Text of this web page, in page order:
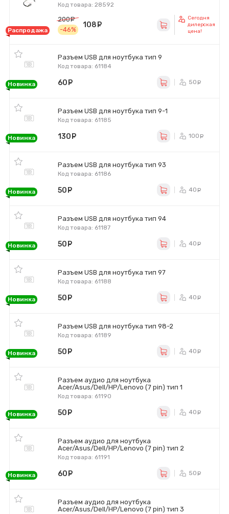
Код товара: 28592
Распродажа
200
-46%
108
Сегодня
дилерская
цена!
Разъем USB для ноутбука тип 9
Код товара: 61184
Новинка 60 50
Разъем USB для ноутбука тип 9-1
Код товара: 61185
Новинка 130 100
Разъем USB для ноутбука тип 93
Код товара: 61186
Новинка 50 40
Разъем USB для ноутбука тип 94
Код товара: 61187
Новинка 50 40
Разъем USB для ноутбука тип 97
Код товара: 61188
Новинка 50 40
Разъем USB для ноутбука тип 98-2
Код товара: 61189
Новинка 50 40
Разъем аудио для ноутбука
Acer/Asus/Dell/HP/Lenovo (7 pin) тип 1
Код товара: 61190
Новинка 50 40
Разъем аудио для ноутбука
Acer/Asus/Dell/HP/Lenovo (7 pin) тип 2
Код товара: 61191
Новинка 60 50
Разъем аудио для ноутбука
Acer/Asus/Dell/HP/Lenovo (7 pin) тип 3